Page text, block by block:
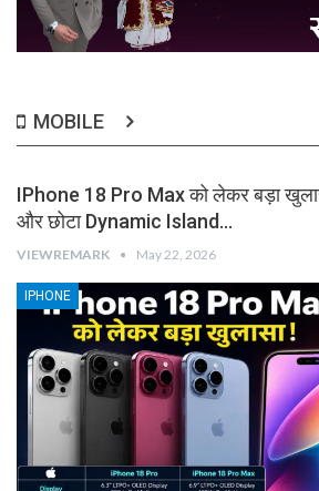
MOBILE
IPhone 18 Pro Max को लेकर बड़ा
और छोटा Dynamic Island…
VIEWREMARK May 22, 2026
IPHONE